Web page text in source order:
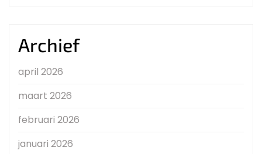
Archief
april 2026
maart 2026
februari 2026
januari 2026